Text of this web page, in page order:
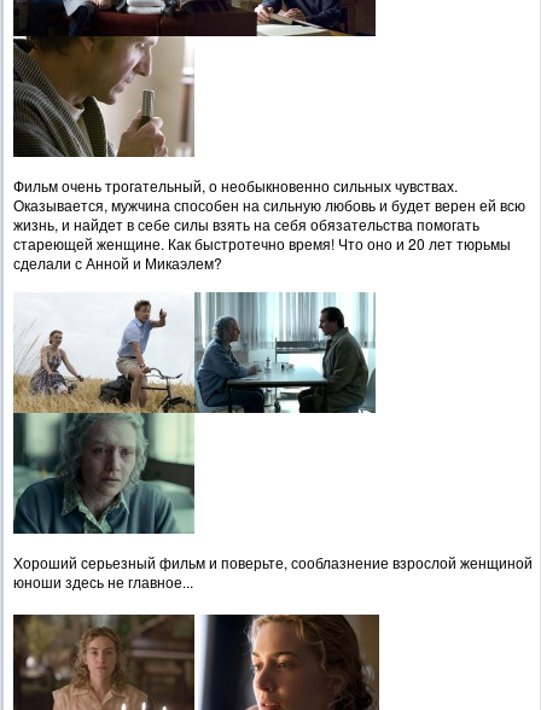
Фильм очень трогательный, о необыкновенно сильных чувствах.
Оказывается, мужчина способен на сильную любовь и будет верен ей всю
жизнь, и найдет в себе силы взять на себя обязательства помогать
стареющей женщине. Как быстротечно время! Что оно и 20 лет тюрьмы
сделали с Анной и Микаэлем?
Хороший серьезный фильм и поверьте, сооблазнение взрослой женщиной
юноши здесь не главное...